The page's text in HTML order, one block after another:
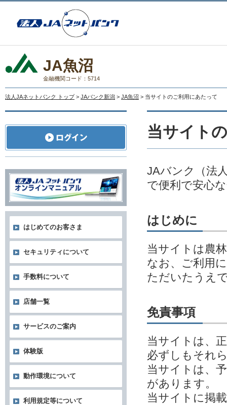
JA魚沼
金融機関コード：5714
法人JAネットバンク トップ > JAバンク新潟 > JA魚沼 > 当サイトのご利用にあたって
当サイト
JAバンク（法
で便利で安心
はじめに
当サイトは農
なお、ご利用
ただいたうえ
免責事項
当サイトは、
必ずしもそれ
当サイトは、
があります。
当サイトに掲
はじめてのお客さま
セキュリティについて
手数料について
店舗一覧
サービスのご案内
体験版
動作環境について
利用規定等について